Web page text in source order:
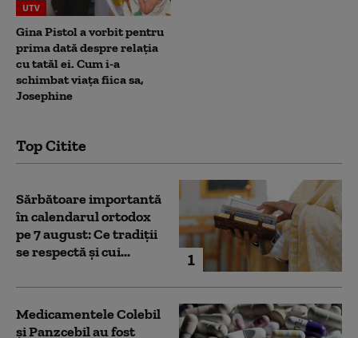
UTV
Gina Pistol a vorbit pentru
prima dată despre relația
cu tatăl ei. Cum i-a
schimbat viața fiica sa,
Josephine
Top Citite
1
Sărbătoare importantă
în calendarul ortodox
pe 7 august: Ce tradiții
se respectă și cui...
Medicamentele Colebil
și Panzcebil au fost